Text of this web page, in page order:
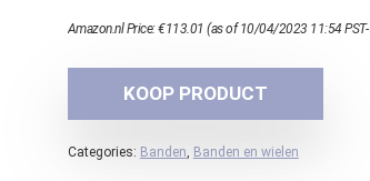
Amazon.nl Price:€113.01 (as of 10/04/2023 11:54 PST-
KOOP PRODUCT
Categories: Banden, Banden en wielen